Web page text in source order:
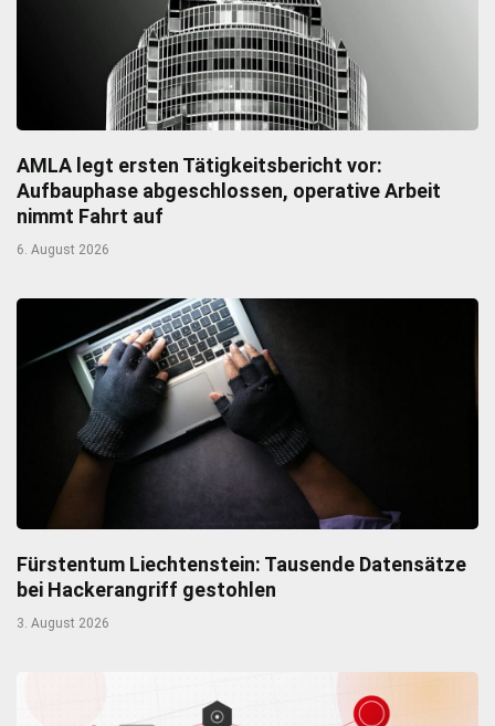
AMLA legt ersten Tätigkeitsbericht vor:
Aufbauphase abgeschlossen, operative Arbeit
nimmt Fahrt auf
6. August 2026
Fürstentum Liechtenstein: Tausende Datensätze
bei Hackerangriff gestohlen
3. August 2026